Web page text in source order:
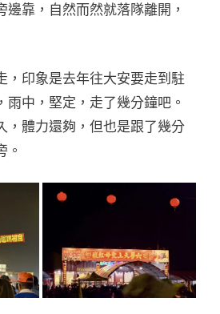
邊靠，自然而然就落隊離開，
，印象是去年往大安要走到駐
雨中，堅定，走了幾分鐘吧。
，體力還夠，但也是跟了幾分
。